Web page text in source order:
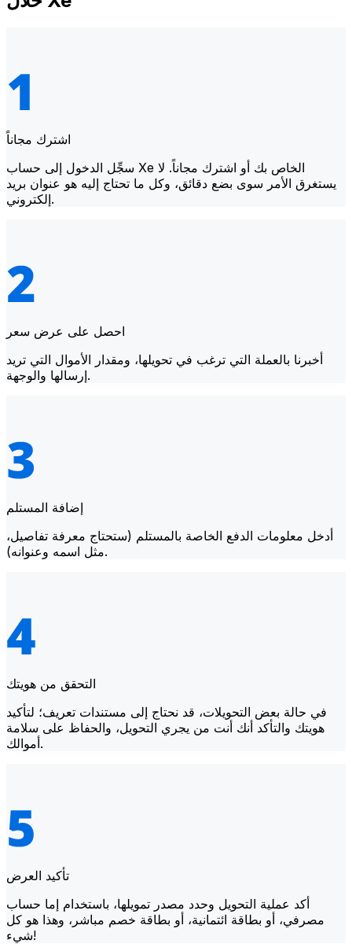
اشترك مجاناً
سجِّل الدخول إلى حساب Xe الخاص بك أو اشترك مجاناً. لا
يستغرق الأمر سوى بضع دقائق، وكل ما تحتاج إليه هو عنوان بريد
إلكتروني.
احصل على عرض سعر
أخبرنا بالعملة التي ترغب في تحويلها، ومقدار الأموال التي تريد
إرسالها والوجهة.
إضافة المستلم
أدخل معلومات الدفع الخاصة بالمستلم (ستحتاج معرفة تفاصيل،
مثل اسمه وعنوانه).
التحقق من هويتك
في حالة بعض التحويلات، قد نحتاج إلى مستندات تعريف؛ لتأكيد
هويتك والتأكد أنك أنت من يجري التحويل، والحفاظ على سلامة
أموالك.
تأكيد العرض
أكد عملية التحويل وحدد مصدر تمويلها، باستخدام إما حساب
مصرفي، أو بطاقة ائتمانية، أو بطاقة خصم مباشر، وهذا هو كل
شيء!